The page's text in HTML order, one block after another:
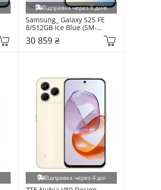
Відправка через 6 днів
Samsung_ Galaxy S25 FE
8/512GB Ice Blue (SM-
30 859 ₴
Відправка через 4 дні